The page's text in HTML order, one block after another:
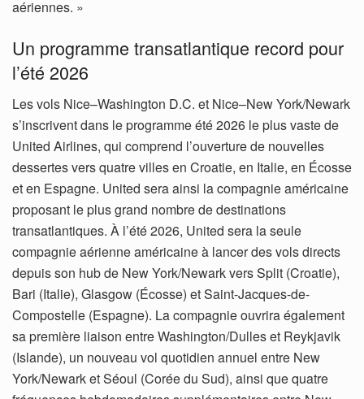
aériennes. »
Un programme transatlantique record pour
l’été 2026
Les vols Nice–Washington D.C. et Nice–New York/Newark
s’inscrivent dans le programme été 2026 le plus vaste de
United Airlines, qui comprend l’ouverture de nouvelles
dessertes vers quatre villes en Croatie, en Italie, en Écosse
et en Espagne. United sera ainsi la compagnie américaine
proposant le plus grand nombre de destinations
transatlantiques. À l’été 2026, United sera la seule
compagnie aérienne américaine à lancer des vols directs
depuis son hub de New York/Newark vers Split (Croatie),
Bari (Italie), Glasgow (Écosse) et Saint-Jacques-de-
Compostelle (Espagne). La compagnie ouvrira également
sa première liaison entre Washington/Dulles et Reykjavik
(Islande), un nouveau vol quotidien annuel entre New
York/Newark et Séoul (Corée du Sud), ainsi que quatre